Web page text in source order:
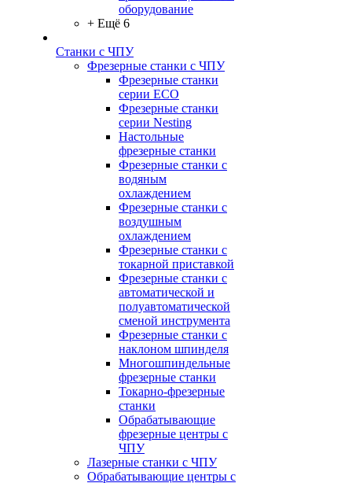
оборудование
+ Ещё 6
Станки с ЧПУ
Фрезерные станки с ЧПУ
Фрезерные станки
серии ECO
Фрезерные станки
серии Nesting
Настольные
фрезерные станки
Фрезерные станки с
водяным
охлаждением
Фрезерные станки с
воздушным
охлаждением
Фрезерные станки с
токарной приставкой
Фрезерные станки с
автоматической и
полуавтоматической
сменой инструмента
Фрезерные станки с
наклоном шпинделя
Многошпиндельные
фрезерные станки
Токарно-фрезерные
станки
Обрабатывающие
фрезерные центры с
ЧПУ
Лазерные станки с ЧПУ
Обрабатывающие центры с